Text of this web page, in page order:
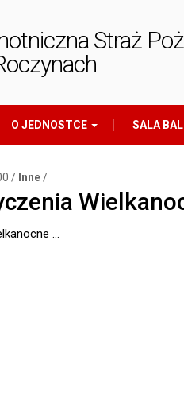
Straż
O JEDNOSTCE SALA
/ Inne/